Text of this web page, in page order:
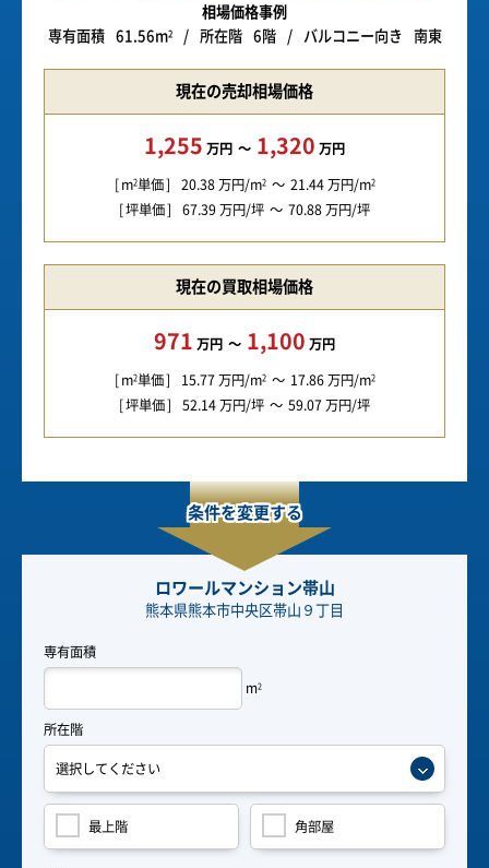
相場価格事例
専有面積
61.56m2 所在階 6階 バルコニー向き 南東
現在の売却相場価格
1,255 万円 1,320 万円
m2単価 20.38 万円/m2 21.44 万円/m2
坪単価 67.39 万円/坪 70.88 万円/坪
現在の買取相場価格
971 万円 1,100 万円
m2単価 15.77 万円/m2 17.86 万円/m2
坪単価 52.14 万円/坪 59.07 万円/坪
条件を変更する
ロワールマンション帯山
熊本県熊本市中央区帯山９丁目
専有面積
m2
所在階
最上階 角部屋